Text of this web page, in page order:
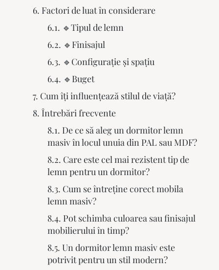
Factori de luat în considerare
🔹Tipul de lemn
🔹Finisajul
🔹Configurație și spațiu
🔹Buget
Cum îți influențează stilul de viață?
Întrebări frecvente
De ce să aleg un dormitor lemn
masiv în locul unuia din PAL sau MDF?
Care este cel mai rezistent tip de
lemn pentru un dormitor?
Cum se întreține corect mobila
lemn masiv?
Pot schimba culoarea sau finisajul
mobilierului în timp?
Un dormitor lemn masiv este
potrivit pentru un stil modern?